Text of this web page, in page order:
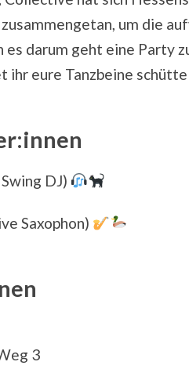
um die
es darum geht eine Party
ihr eure Tanzbeine
DJ)
Saxophon)
3